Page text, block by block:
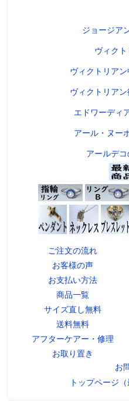
ジョージア
ヴィク
ヴィクトリアン
ヴィクトリアン
エドワーディ
アール・ヌー
アールデ
ご注文の流れ
お客様の声
お支払い方法
商品一覧
サイズ直し無料
送料無料
アフターケアー・修理
お取り置き
お
トップページ